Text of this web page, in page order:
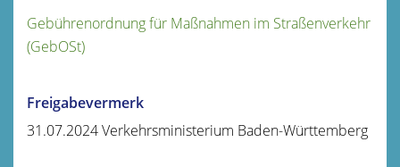
Gebührenordnung für Maßnahmen im Straßenverkehr
(GebOSt)
Freigabevermerk
31.07.2024 Verkehrsministerium Baden-Württemberg